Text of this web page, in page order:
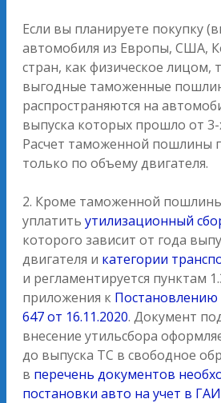
Если вы планируете покупку
автомобиля из Европы, США,
стран, как физическое лицом,
выгодные таможенные
распространяются на
выпуска которых прошло от 3-
Расчет таможенной пошлины
только по объему двигателя.
2. Кроме таможенной пошлины
уплатить утилизационный
которого зависит от года
двигателя и категории
и регламентируется пунктам
приложения к
647 от 16.11.2020. Документ
внесение утильсбора
до выпуска ТС в свободное
в перечень документов
постановки авто на учет в ГАИ